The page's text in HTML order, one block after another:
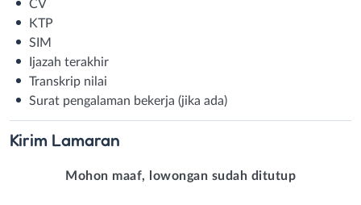
CV
KTP
SIM
Ijazah terakhir
Transkrip nilai
Surat pengalaman bekerja (jika ada)
Kirim Lamaran
Mohon maaf, lowongan sudah ditutup